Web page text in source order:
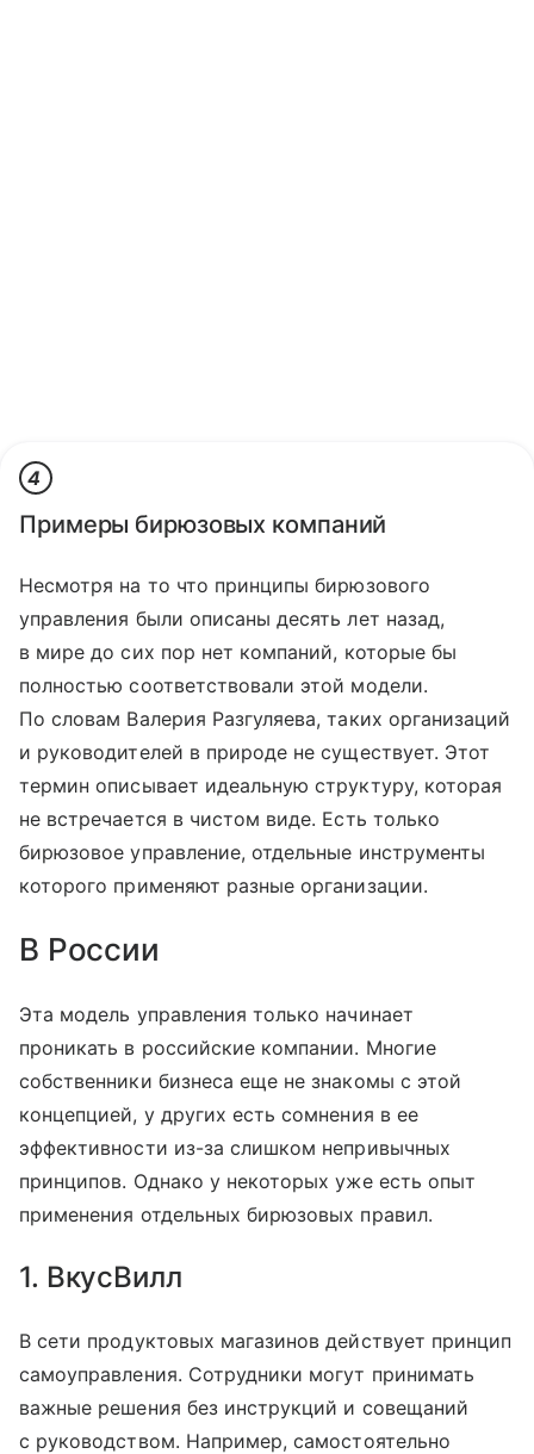
4
Примеры бирюзовых компаний
Несмотря на то что принципы бирюзового
управления были описаны десять лет назад,
в мире до сих пор нет компаний, которые бы
полностью соответствовали этой модели.
По словам Валерия Разгуляева, таких организаций
и руководителей в природе не существует. Этот
термин описывает идеальную структуру, которая
не встречается в чистом виде. Есть только
бирюзовое управление, отдельные инструменты
которого применяют разные организации.
В России
Эта модель управления только начинает
проникать в российские компании. Многие
собственники бизнеса еще не знакомы с этой
концепцией, у других есть сомнения в ее
эффективности из-за слишком непривычных
принципов. Однако у некоторых уже есть опыт
применения отдельных бирюзовых правил.
1. ВкусВилл
В сети продуктовых магазинов действует принцип
самоуправления. Сотрудники могут принимать
важные решения без инструкций и совещаний
с руководством. Например, самостоятельно